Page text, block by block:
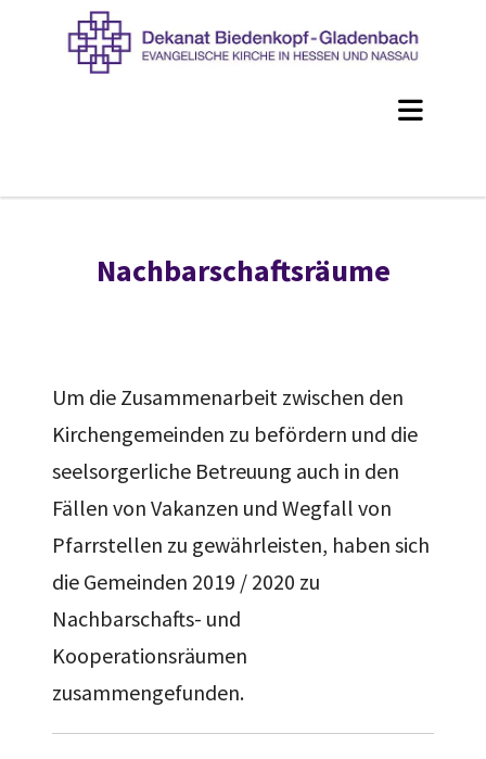
Nachbarschaftsräume
Um die Zusammenarbeit zwischen den
Kirchengemeinden zu befördern und die
seelsorgerliche Betreuung auch in den
Fällen von Vakanzen und Wegfall von
Pfarrstellen zu gewährleisten, haben sich
die Gemeinden 2019 / 2020 zu
Nachbarschafts- und
Kooperationsräumen
zusammengefunden.